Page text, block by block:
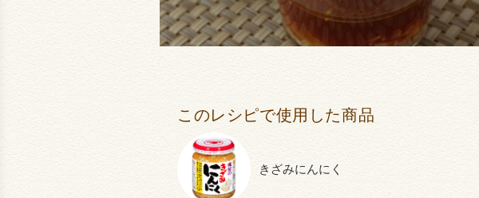
このレシピで使用した商品
きざみにんにく